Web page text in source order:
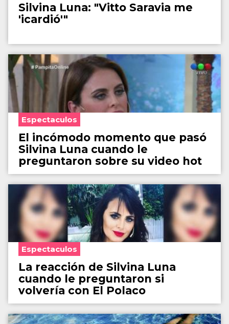
Silvina Luna: "Vitto Saravia me
'icardió'"
Espectaculos
El incómodo momento que pasó
Silvina Luna cuando le
preguntaron sobre su video hot
Espectaculos
La reacción de Silvina Luna
cuando le preguntaron si
volvería con El Polaco